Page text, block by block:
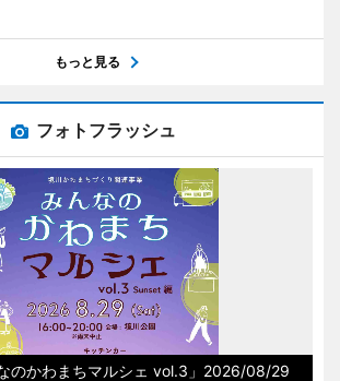
もっと見る
フォトフラッシュ
のかわまちマルシェ vol.3」2026/08/29